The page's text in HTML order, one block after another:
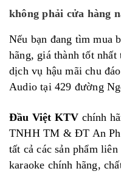
không phải cửa hàng
Nếu bạn đang tìm mua
hãng, giá thành tốt
dịch vụ hậu mãi chu
Audio tại 429 đường
Đầu Việt KTV chính
TNHH TM & ĐT An
tất cả các sản phẩm
karaoke chính hãng,